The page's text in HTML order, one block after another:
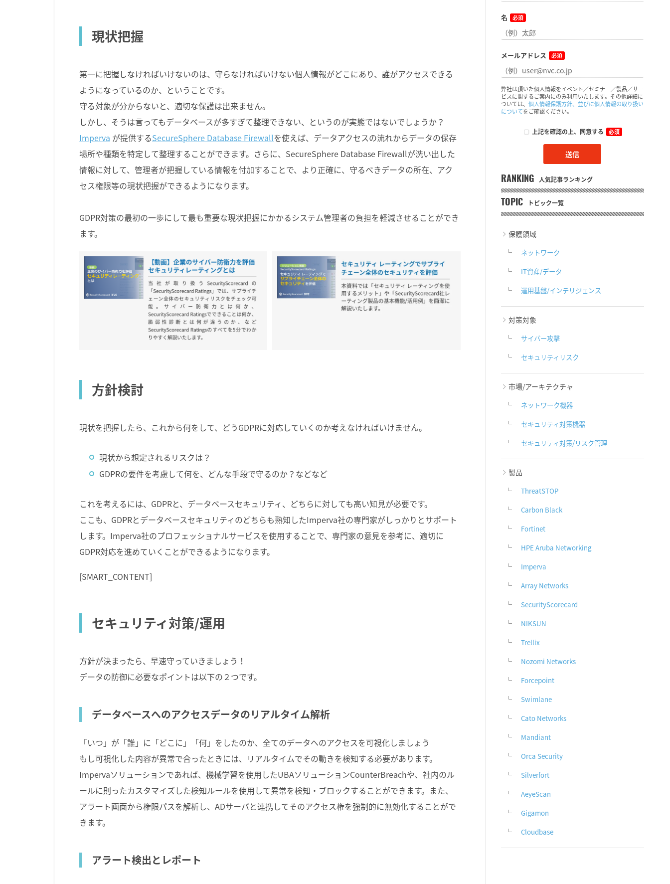
現状把握
第一に把握しなければいけないのは、守らなければいけない個人情報がどこにあり、誰がアクセスできる
ようになっているのか、ということです。
守る対象が分からないと、適切な保護は出来ません。
しかし、そうは言ってもデータベースが多すぎて整理できない、というのが実態ではないでしょうか？
Imperva が提供するSecureSphere Database Firewallを使えば、データアクセスの流れからデータの保存
場所や種類を特定して整理することができます。さらに、SecureSphere Database Firewallが洗い出した
情報に対して、管理者が把握している情報を付加することで、より正確に、守るべきデータの所在、アク
セス権限等の現状把握ができるようになります。
GDPR対策の最初の一歩にして最も重要な現状把握にかかるシステム管理者の負担を軽減させることができ
ます。
方針検討
現状を把握したら、これから何をして、どうGDPRに対応していくのか考えなければいけません。
現状から想定されるリスクは？
GDPRの要件を考慮して何を、どんな手段で守るのか？などなど
これを考えるには、GDPRと、データベースセキュリティ、どちらに対しても高い知見が必要です。
ここも、GDPRとデータベースセキュリティのどちらも熟知したImperva社の専門家がしっかりとサポート
します。Imperva社のプロフェッショナルサービスを使用することで、専門家の意見を参考に、適切に
GDPR対応を進めていくことができるようになります。
[SMART_CONTENT]
セキュリティ対策/運用
方針が決まったら、早速守っていきましょう！
データの防御に必要なポイントは以下の２つです。
データベースへのアクセスデータのリアルタイム解析
「いつ」が「誰」に「どこに」「何」をしたのか、全てのデータへのアクセスを可視化しましょう
もし可視化した内容が異常で合ったときには、リアルタイムでその動きを検知する必要があります。
Impervaソリューションであれば、機械学習を使用したUBAソリューションCounterBreachや、社内のル
ールに則ったカスタマイズした検知ルールを使用して異常を検知・ブロックすることができます。また、
アラート画面から権限パスを解析し、ADサーバと連携してそのアクセス権を強制的に無効化することがで
きます。
アラート検出とレポート
名 必須
メールアドレス 必須
弊社は頂いた個人情報をイベント／セミナー／製品／サー
ビスに関するご案内にのみ利用いたします。その他詳細に
ついては、 個人情報保護方針、並びに個人情報の取り扱い
についてをご確認ください。
上記を確認の上、同意する 必須
RANKING 人気記事ランキング
TOPIC トピック一覧
保護領域
ネットワーク
IT資産/データ
運用基盤/インテリジェンス
対策対象
サイバー攻撃
セキュリティリスク
市場/アーキテクチャ
ネットワーク機器
セキュリティ対策機器
セキュリティ対策/リスク管理
製品
ThreatSTOP
Carbon Black
Fortinet
HPE Aruba Networking
Imperva
Array Networks
SecurityScorecard
NIKSUN
Trellix
Nozomi Networks
Forcepoint
Swimlane
Cato Networks
Mandiant
Orca Security
Silverfort
AeyeScan
Gigamon
Cloudbase